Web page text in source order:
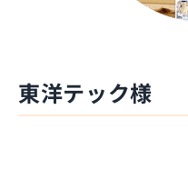
東洋テック様